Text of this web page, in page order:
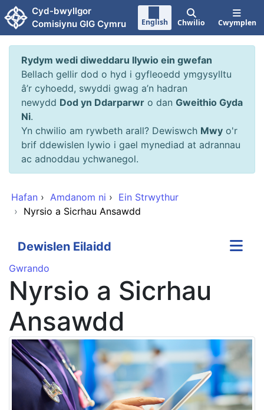
Neidio i'r prif gynnwy
Cyd-bwyllgor
Comisiynu GIG Cymru
English Chwilio Cwymplen
Rydym wedi diweddaru llywio ein gwefan
Bellach gellir dod o hyd i gyfleoedd ymgysylltu
â’r cyhoedd, swyddi gwag a’n hadran
newydd Dod yn Ddarparwr o dan Gweithio Gyda
Ni.
Yn chwilio am rywbeth arall? Dewiswch Mwy o'r
brif ddewislen lywio i gael mynediad at adrannau
ac adnoddau ychwanegol.
Hafan › Amdanom ni › Ein Strwythur
› Nyrsio a Sicrhau Ansawdd
Dewislen Eilaidd
Gwrando
Nyrsio a Sicrhau
Ansawdd